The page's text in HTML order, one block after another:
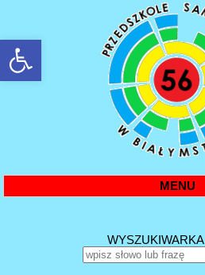
rozwiń/zwiń panel
MENU
WYSZUKIWARKA